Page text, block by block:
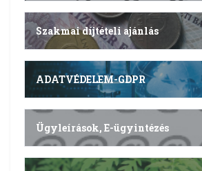
Szakmai díjtételi ajánlás
ADATVÉDELEM-GDPR
Ügyleírások, E-ügyintézés